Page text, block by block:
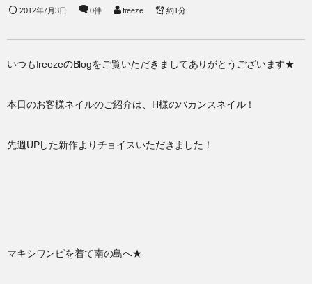
2012年7月3日 0件 freeze 約1分
いつもfreezeのBlogをご覧いただきましてありがとうございます★
本日のお客様ネイルのご紹介は、H様のバカンスネイル！
先週UPした新作よりチョイスいただきました！
マキシワンピを着て南の島へ★